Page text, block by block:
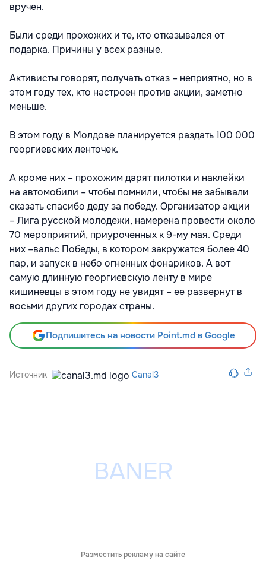
вручен.
Были среди прохожих и те, кто отказывался от
подарка. Причины у всех разные.
Активисты говорят, получать отказ – неприятно, но в
этом году тех, кто настроен против акции, заметно
меньше.
В этом году в Молдове планируется раздать 100 000
георгиевских ленточек.
А кроме них – прохожим дарят пилотки и наклейки
на автомобили – чтобы помнили, чтобы не забывали
сказать спасибо деду за победу. Организатор акции
– Лига русской молодежи, намерена провести около
70 мероприятий, приуроченных к 9-му мая. Среди
них –вальс Победы, в котором закружатся более 40
пар, и запуск в небо огненных фонариков. А вот
самую длинную георгиевскую ленту в мире
кишиневцы в этом году не увидят – ее развернут в
восьми других городах страны.
Подпишитесь на новости Point.md в Google
Источник Canal3
Разместить рекламу на сайте